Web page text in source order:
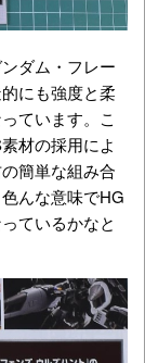
ダム・フレー
にも強度と柔
ています。こ
材の採用によ
簡単な組み合
んな意味でHG
ているかなと